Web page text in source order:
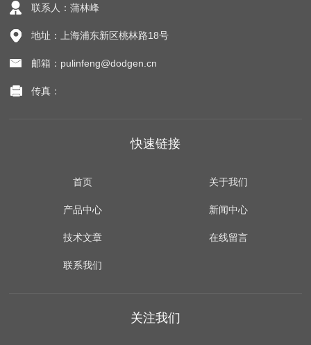
联系人：蒲林峰
地址：上海浦东新区桃林路18号
邮箱：pulinfeng@dodgen.cn
传真：
快速链接
首页 关于我们
产品中心 新闻中心
技术文章 在线留言
联系我们
关注我们